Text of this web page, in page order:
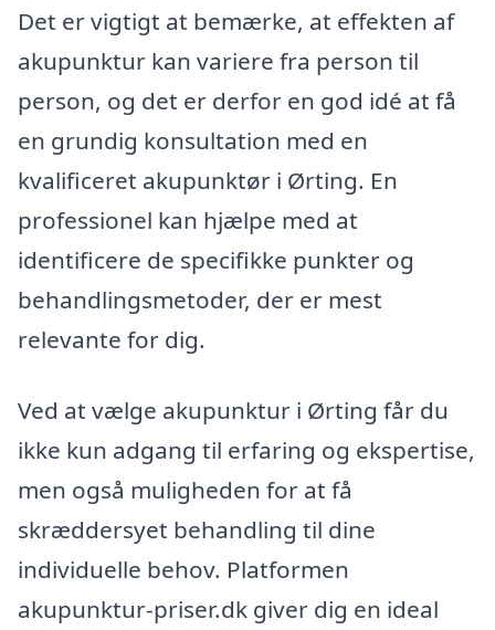
Det er vigtigt at bemærke, at effekten af
akupunktur kan variere fra person til
person, og det er derfor en god idé at få
en grundig konsultation med en
kvalificeret akupunktør i Ørting. En
professionel kan hjælpe med at
identificere de specifikke punkter og
behandlingsmetoder, der er mest
relevante for dig.
Ved at vælge akupunktur i Ørting får du
ikke kun adgang til erfaring og ekspertise,
men også muligheden for at få
skræddersyet behandling til dine
individuelle behov. Platformen
akupunktur-priser.dk giver dig en ideal